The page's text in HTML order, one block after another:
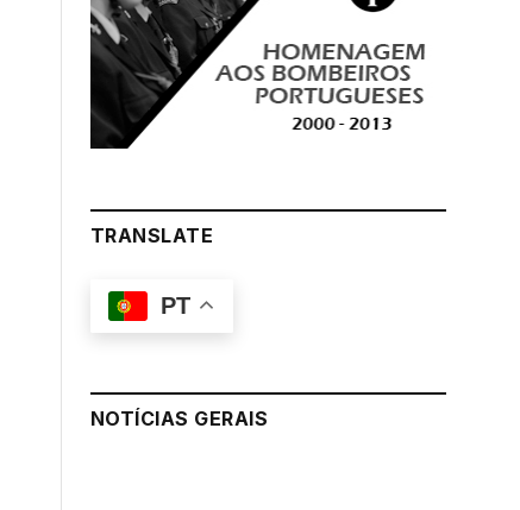
TRANSLATE
PT
NOTÍCIAS GERAIS